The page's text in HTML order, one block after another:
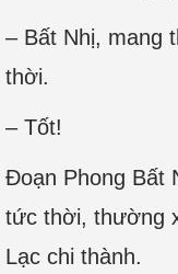
– Bất Nhị, mang
thời.
– Tốt!
Đoạn Phong Bất
tức thời, thường
Lạc chi thành.